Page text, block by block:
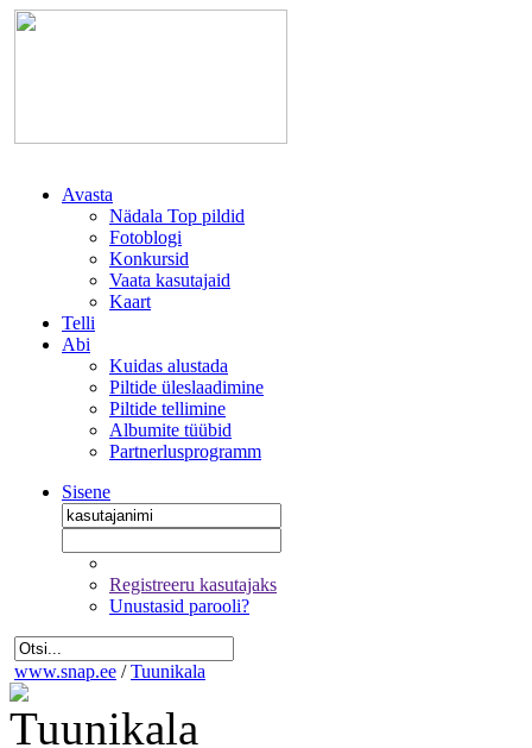
Avasta
Nädala Top pildid
Fotoblogi
Konkursid
Vaata kasutajaid
Kaart
Telli
Abi
Kuidas alustada
Piltide üleslaadimine
Piltide tellimine
Albumite tüübid
Partnerlusprogramm
Sisene
Registreeru kasutajaks
Unustasid parooli?
www.snap.ee / Tuunikala